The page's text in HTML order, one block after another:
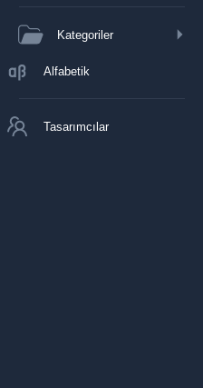
Kategoriler
Alfabetik
Tasarımcılar